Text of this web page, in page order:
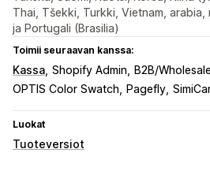
Thai, Tšekki, Turkki, Vietnam, arabia,
ja Portugali (Brasilia)
Toimii seuraavan kanssa:
Kassa Shopify Admin
B2B/
OPTIS Color Swatch
Pagefly
Luokat
Tuoteversiot